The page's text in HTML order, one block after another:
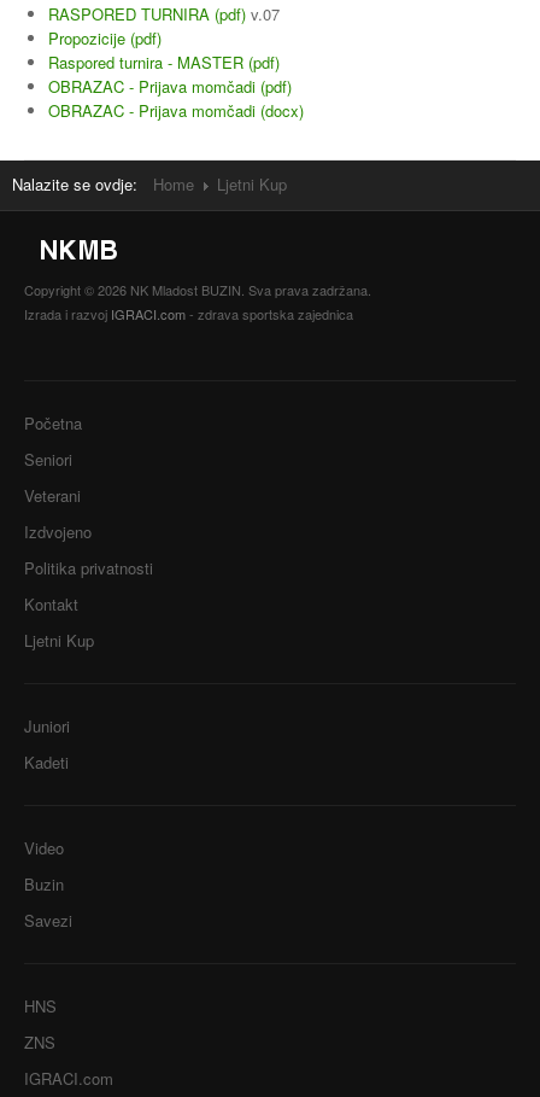
RASPORED TURNIRA (pdf) v.07
Propozicije (pdf)
Raspored turnira - MASTER (pdf)
OBRAZAC - Prijava momčadi (pdf)
OBRAZAC - Prijava momčadi (docx)
Nalazite se ovdje: Home Ljetni Kup
Copyright © 2026 NK Mladost BUZIN. Sva prava zadržana.
Izrada i razvoj IGRACI.com- zdrava sportska zajednica
Početna
Seniori
Veterani
Izdvojeno
Politika privatnosti
Kontakt
Ljetni Kup
Juniori
Kadeti
Video
Buzin
Savezi
HNS
ZNS
IGRACI.com